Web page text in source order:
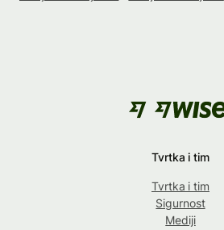
Tvrtka i tim
Tvrtka i tim
Sigurnost
Mediji